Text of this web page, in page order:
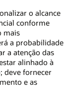
o alcance
conforme
mais
a probabilidade
a atenção das
alinhado à
deve fornecer
e as